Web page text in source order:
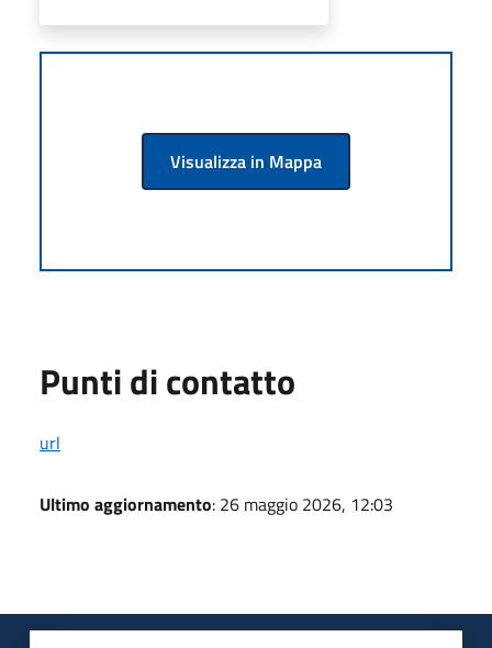
Visualizza in Mappa
Punti di contatto
url
Ultimo aggiornamento: 26 maggio 2026, 12:03